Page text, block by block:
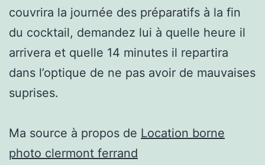
couvrira la journée des préparatifs à la fin
du cocktail, demandez lui à quelle heure il
arrivera et quelle 14 minutes il repartira
dans l’optique de ne pas avoir de mauvaises
suprises.
Ma source à propos de Location borne
photo clermont ferrand